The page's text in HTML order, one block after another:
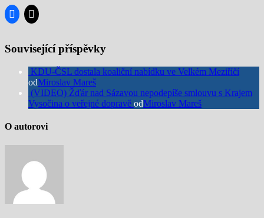
Související příspěvky
KDU-ČSL dostala koaliční nabídku ve Velkém Meziříčí
odMiroslav Mareš
(VIDEO) Žďár nad Sázavou nepodepíše smlouvu s Krajem
Vysočina o veřejné dopravě odMiroslav Mareš
O autorovi